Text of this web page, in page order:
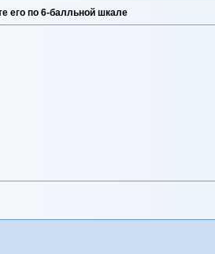
его по 6-балльной шкале